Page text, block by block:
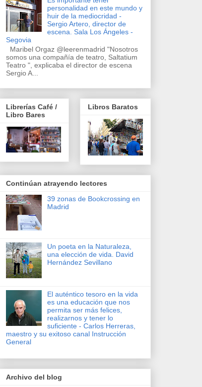
personalidad en este mundo y
huir de la mediocridad -
Sergio Artero, director de
escena. Sala Los Ángeles -
Segovia
Maribel Orgaz @leerenmadrid "Nosotros
somos una compañía de teatro, Saltatium
Teatro ", explicaba el director de escena
Sergio A...
Librerías Café /
Libro Bares
Libros Baratos
Continúan atrayendo lectores
39 zonas de Bookcrossing en
Madrid
Un poeta en la Naturaleza,
una elección de vida. David
Hernández Sevillano
El auténtico tesoro en la vida
es una educación que nos
permita ser más felices,
realizarnos y tener lo
suficiente - Carlos Herreras,
maestro y su exitoso canal Instrucción
General
Archivo del blog